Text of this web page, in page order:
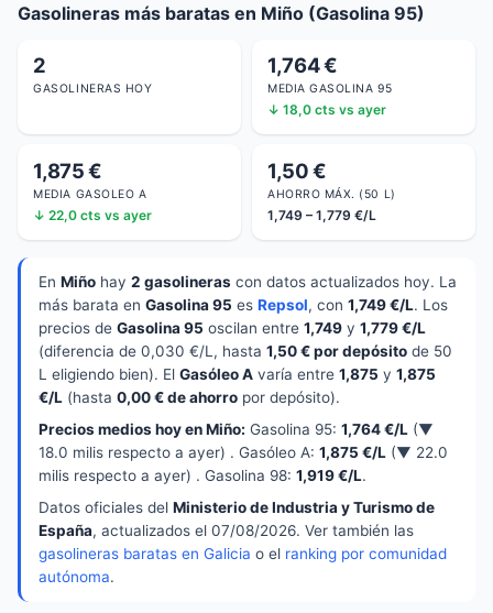
Gasolineras más baratas en Miño (Gasolina 95)
2
GASOLINERAS HOY
1,764 €
MEDIA GASOLINA 95
↓ 18,0 cts vs ayer
1,875 €
MEDIA GASOLEO A
↓ 22,0 cts vs ayer
1,50 €
AHORRO MÁX. (50 L)
1,749 – 1,779 €/L
En Miño hay 2 gasolineras con datos actualizados hoy. La
más barata en Gasolina 95 es Repsol, con 1,749 €/L. Los
precios de Gasolina 95 oscilan entre 1,749 y 1,779 €/L
(diferencia de 0,030 €/L, hasta 1,50 € por depósito de 50
L eligiendo bien). El Gasóleo A varía entre 1,875 y 1,875
€/L (hasta 0,00 € de ahorro por depósito).
Precios medios hoy en Miño: Gasolina 95: 1,764 €/L (▼
18.0 milis respecto a ayer) . Gasóleo A: 1,875 €/L (▼ 22.0
milis respecto a ayer) . Gasolina 98: 1,919 €/L.
Datos oficiales del Ministerio de Industria y Turismo de
España, actualizados el 07/08/2026. Ver también las
gasolineras baratas en Galicia o el ranking por comunidad
autónoma.